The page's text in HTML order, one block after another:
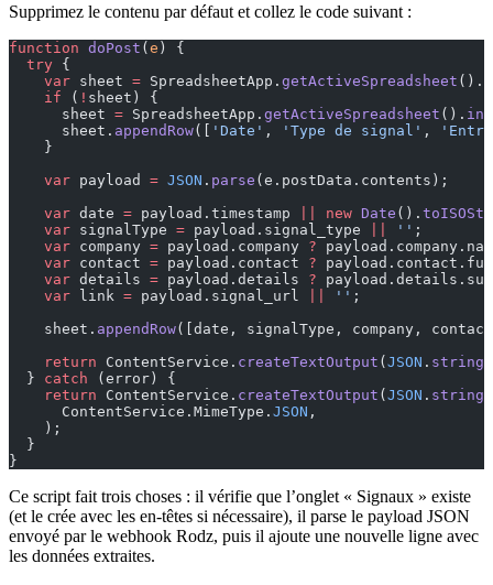
Supprimez le contenu par défaut et collez le code suivant :
function doPost (e ) {
  try
{
    var
sheet = SpreadsheetApp. getActiveSpreadsheet ().
    if
( ! sheet) {
      sheet
= SpreadsheetApp. getActiveSpreadsheet ().
      sheet.
appendRow([ 'Date' , 'Type de signal' ,
    }
    var
payload = JSON . parse (e.postData.contents);
    var
date = payload.timestamp new Date ().
    var
signalType = payload.signal_type '' ;
    var
company = payload.company ?
    var
contact = payload.contact ?
    var
details = payload.details ?
    var
link = payload.signal_url '' ;
    sheet.
appendRow([date, signalType, company,
    return
ContentService. createTextOutput (JSON .
  }
catch (error) {
    return
ContentService. createTextOutput (JSON .
      ContentService.MimeType.
JSON ,
    );
  }
}
Ce script fait trois choses : il vérifie que l’onglet « Signaux » existe
(et le crée avec les en-têtes si nécessaire), il parse le payload JSON
envoyé par le webhook Rodz, puis il ajoute une nouvelle ligne avec
les données extraites.